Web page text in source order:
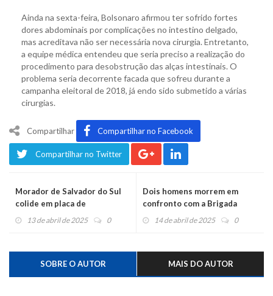
Ainda na sexta-feira, Bolsonaro afirmou ter sofrido fortes
dores abdominais por complicações no intestino delgado,
mas acreditava não ser necessária nova cirurgia. Entretanto,
a equipe médica entendeu que seria preciso a realização do
procedimento para desobstrução das alças intestinais. O
problema seria decorrente facada que sofreu durante a
campanha eleitoral de 2018, já endo sido submetido a várias
cirurgias.
Compartilhar Compartilhar no Facebook
Compartilhar no Twitter
Morador de Salvador do Sul
colide em placa de
sinalização e morre em
13 de abril de 2025 0
Dois homens morrem em
confronto com a Brigada
14 de abril de 2025 0
SOBRE O AUTOR MAIS DO AUTOR